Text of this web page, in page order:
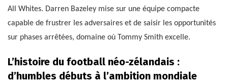
All Whites. Darren Bazeley mise sur une équipe compacte
capable de frustrer les adversaires et de saisir les opportunités
sur phases arrêtées, domaine où Tommy Smith excelle.
L’histoire du football néo-zélandais :
d’humbles débuts à l’ambition mondiale